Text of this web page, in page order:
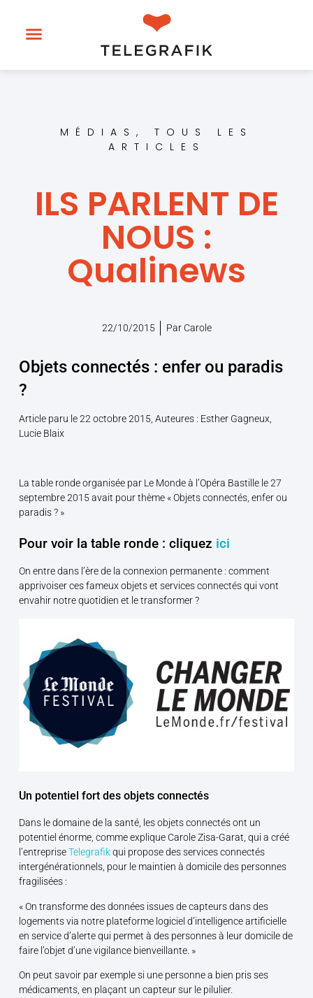
MÉDIAS , TOUS LES
ARTICLES
ILS PARLENT DE
NOUS :
Qualinews
22/10/2015 ParCarole
Objets connectés : enfer ou paradis
?
Article paru le 22 octobre 2015, Auteures : Esther Gagneux,
Lucie Blaix
La table ronde organisée par Le Monde à l’Opéra Bastille le 27
septembre 2015 avait pour thème « Objets connectés, enfer ou
paradis ? »
Pour voir la table ronde : cliquez ici
On entre dans l’ère de la connexion permanente : comment
apprivoiser ces fameux objets et services connectés qui vont
envahir notre quotidien et le transformer ?
Un potentiel fort des objets connectés
Dans le domaine de la santé, les objets connectés ont un
potentiel énorme, comme explique Carole Zisa-Garat, qui a créé
l’entrepriseTelegrafikqui propose des services connectés
intergénérationnels, pour le maintien à domicile des personnes
fragilisées :
« On transforme des données issues de capteurs dans des
logements via notre plateforme logiciel d’intelligence artificielle
en service d’alerte qui permet à des personnes à leur domicile de
faire l’objet d’une vigilance bienveillante. »
On peut savoir par exemple si une personne a bien pris ses
médicaments, en plaçant un capteur sur le pilulier.